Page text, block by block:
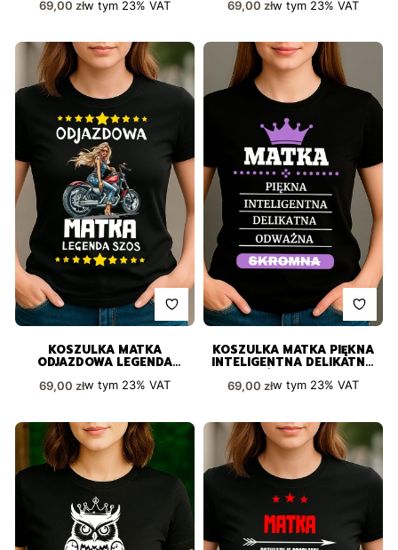
Cena brutto
69,00 złw tym 23%VAT Cena brutto
69,00 złw tym 23% VAT
KOSZULKA MATKA
ODJAZDOWA LEGENDA
MIŁOŚNICZKI MOTOCYKLI
Cena brutto
69,00 złw tym 23%VAT
KOSZULKA MATKA PIĘKNA
INTELIGENTNA DELIKATNA
Cena brutto
69,00 złw tym 23% VAT